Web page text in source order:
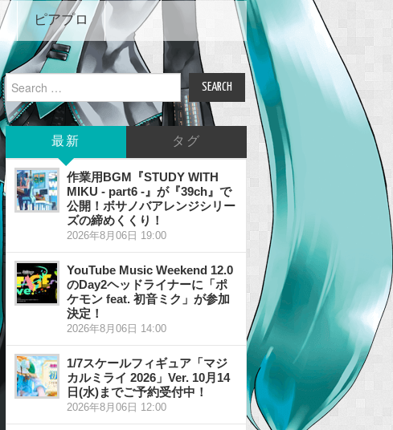
ピアプロ
Search
for:
最新 タグ
作業用BGM『STUDY WITH
MIKU - part6 -』が『39ch』で
公開！ボサノバアレンジシリー
ズの締めくくり！
2026年8月06日 19:00
YouTube Music Weekend 12.0
のDay2ヘッドライナーに「ポ
ケモン feat. 初音ミク」が参加
決定！
2026年8月06日 14:00
1/7スケールフィギュア「マジ
カルミライ 2026」Ver. 10月14
日(水)までご予約受付中！
2026年8月06日 12:00